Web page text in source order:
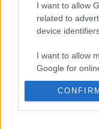
I want to allow
related to
device
I want to allow
Google for
I want to allow
CONFIRM